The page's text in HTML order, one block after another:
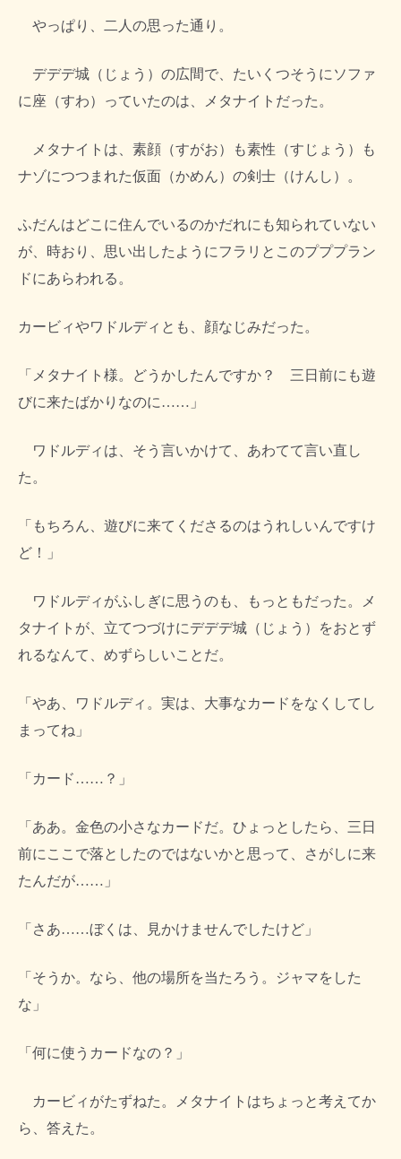
やっぱり、二人の思った通り。
デデデ城（じょう）の広間で、たいくつそうにソファ
に座（すわ）っていたのは、メタナイトだった。
メタナイトは、素顔（すがお）も素性（すじょう）も
ナゾにつつまれた仮面（かめん）の剣士（けんし）。
ふだんはどこに住んでいるのかだれにも知られていない
が、時おり、思い出したようにフラリとこのプププラン
ドにあらわれる。
カービィやワドルディとも、顔なじみだった。
「メタナイト様。どうかしたんですか？ 三日前にも遊
びに来たばかりなのに……」
ワドルディは、そう言いかけて、あわてて言い直し
た。
「もちろん、遊びに来てくださるのはうれしいんですけ
ど！」
ワドルディがふしぎに思うのも、もっともだった。メ
タナイトが、立てつづけにデデデ城（じょう）をおとず
れるなんて、めずらしいことだ。
「やあ、ワドルディ。実は、大事なカードをなくしてし
まってね」
「カード……？」
「ああ。金色の小さなカードだ。ひょっとしたら、三日
前にここで落としたのではないかと思って、さがしに来
たんだが……」
「さあ……ぼくは、見かけませんでしたけど」
「そうか。なら、他の場所を当たろう。ジャマをした
な」
「何に使うカードなの？」
カービィがたずねた。メタナイトはちょっと考えてか
ら、答えた。